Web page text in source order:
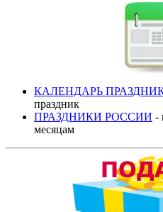
КАЛЕНДАРЬ
праздник
ПРАЗДНИКИ РОССИИ -
месяцам